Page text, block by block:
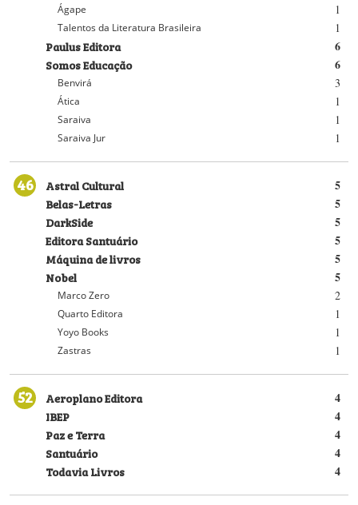
1
Ágape
1
Talentos da Literatura Brasileira
6
Paulus Editora
6
Somos Educação
3
Benvirá
1
Ática
1
Saraiva
1
Saraiva Jur
46 5
Astral Cultural
5
Belas-Letras
5
DarkSide
5
Editora Santuário
5
Máquina de livros
5
Nobel
2
Marco Zero
1
Quarto Editora
1
Yoyo Books
1
Zastras
52 4
Aeroplano Editora
4
IBEP
4
Paz e Terra
4
Santuário
4
Todavia Livros